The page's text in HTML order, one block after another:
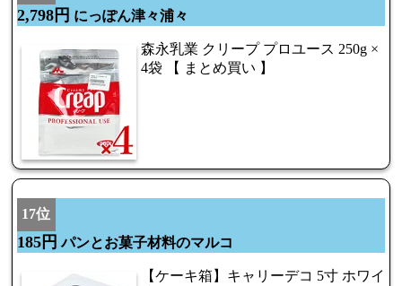
2,798円 にっぽん津々浦々
森永乳業 クリープ プロユース 250g ×
4袋 【 まとめ買い 】
17位
185円 パンとお菓子材料のマルコ
【ケーキ箱】キャリーデコ 5寸 ホワイ